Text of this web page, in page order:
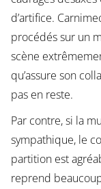
d’artifice.
procédés sur un
scène
qu’assure son
pas en reste.
Par contre, si la
sympathique, le
partition est
reprend